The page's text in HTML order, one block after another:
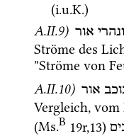
(i.u.K.)
A.II.9)
ונהרי אור
Ströme des
"Ströme von
A.II.10) אור
Vergleich,
(Ms.B 19r,13)